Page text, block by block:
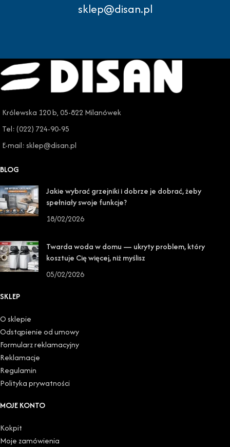
sklep@disan.pl
Królewska 120 b, 05-822 Milanówek
Tel: (022) 724-90-95
E-mail: sklep@disan.pl
BLOG
Jakie wybrać grzejniki i dobrze je dobrać, żeby
spełniały swoje funkcje?
18/02/2026
Twarda woda w domu — ukryty problem, który
kosztuje Cię więcej, niż myślisz
05/02/2026
SKLEP
O sklepie
Odstąpienie od umowy
Formularz reklamacyjny
Reklamacje
Regulamin
Polityka prywatności
MOJE KONTO
Kokpit
Moje zamówienia